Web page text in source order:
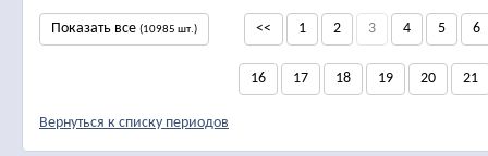
Показать все (10985 шт.) << 1 2 3 4 5 6
16 17 18 19 20 21
Вернуться к списку периодов